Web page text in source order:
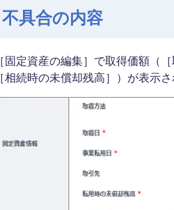
不具合の内容
［固定資産の編集］で取得価額（
［相続時の未償却残高］）が表示